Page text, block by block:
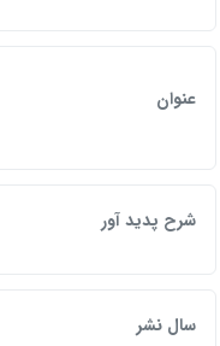
عنوان
شرح پديد آور
سال نشر